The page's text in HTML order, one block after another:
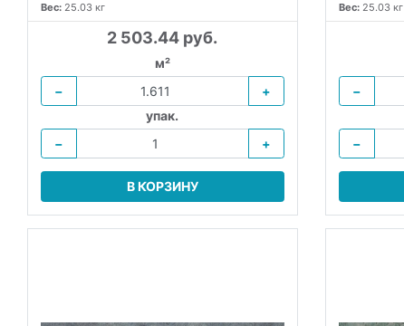
Вес: 25.03 кг
2 503.44 руб.
м²
−
+
упак.
−
+
В КОРЗИНУ
Вес: 25.03 кг
−
−